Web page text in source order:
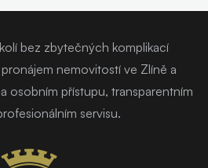
bez zbytečných komplikací
nemovitostí ve Zlíně a
osobním přístupu, transparentním
servisu.